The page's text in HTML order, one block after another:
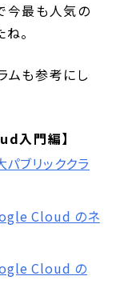
今最も人気の
。
も参考にし
入門編】
ブリッククラ
Cloud のネ
Cloud の